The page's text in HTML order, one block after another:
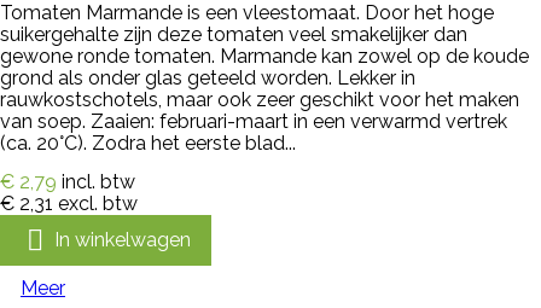
Tomaten Marmande is een vleestomaat. Door het hoge
suikergehalte zijn deze tomaten veel smakelijker dan
gewone ronde tomaten. Marmande kan zowel op de koude
grond als onder glas geteeld worden. Lekker in
rauwkostschotels, maar ook zeer geschikt voor het maken
van soep. Zaaien: februari-maart in een verwarmd vertrek
(ca. 20°C). Zodra het eerste blad...
€ 2,79 incl. btw
€ 2,31 excl. btw
 In winkelwagen
Meer